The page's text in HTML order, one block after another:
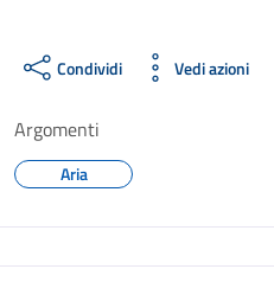
Condividi Vedi azioni
Argomenti
Aria